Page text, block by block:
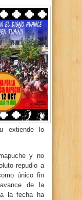
extiende lo
y no
repudio a
único fin
de la
la fecha ha